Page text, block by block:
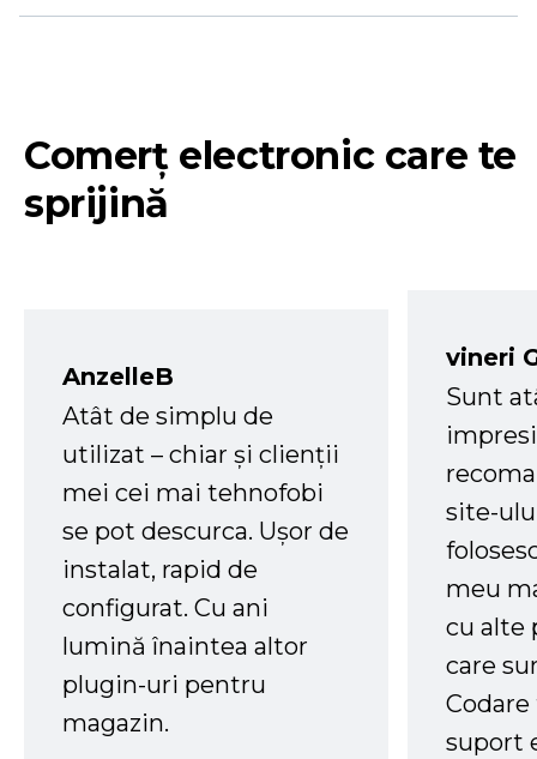
Comerț electronic care te
sprijină
AnzelleB
Atât de simplu de
utilizat – chiar și clienții
mei cei mai tehnofobi
se pot descurca. Ușor de
instalat, rapid de
configurat. Cu ani
lumină înaintea altor
plugin-uri pentru
magazin.
vineri
Sunt
site-
meu
cu alte
care
suport